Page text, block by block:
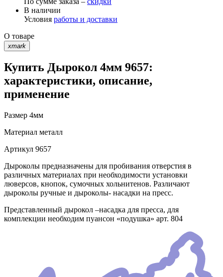
В наличии
Условия работы и доставки
О товаре
xmark
Купить Дырокол 4мм 9657:
характеристики, описание,
применение
Размер 4мм
Материал металл
Артикул 9657
Дыроколы предназначены для пробивания отверстия в
различных материалах при необходимости установки
люверсов, кнопок, сумочных хольнитенов. Различают
дыроколы ручные и дыроколы- насадки на пресс.
Представленный дырокол –насадка для пресса, для
комплекции необходим пуансон «подушка» арт. 804